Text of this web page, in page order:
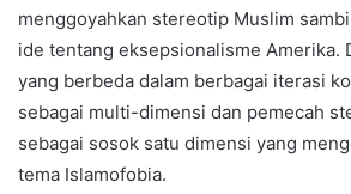
menggoyahkan stereotip Muslim
ide tentang eksepsionalisme Amerika.
yang berbeda dalam berbagai iterasi
sebagai multi-dimensi dan pemecah
sebagai sosok satu dimensi yang
tema Islamofobia.